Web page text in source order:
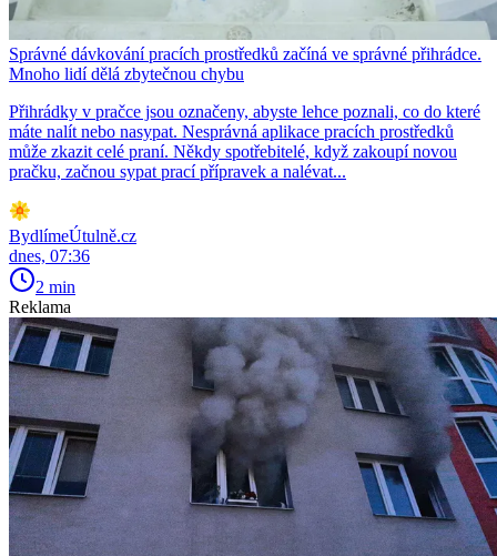
Správné dávkování pracích prostředků začíná ve správné přihrádce.
Mnoho lidí dělá zbytečnou chybu
Přihrádky v pračce jsou označeny, abyste lehce poznali, co do které
máte nalít nebo nasypat. Nesprávná aplikace pracích prostředků
může zkazit celé praní. Někdy spotřebitelé, když zakoupí novou
pračku, začnou sypat prací přípravek a nalévat...
BydlímeÚtulně.cz
dnes, 07:36
2 min
Reklama